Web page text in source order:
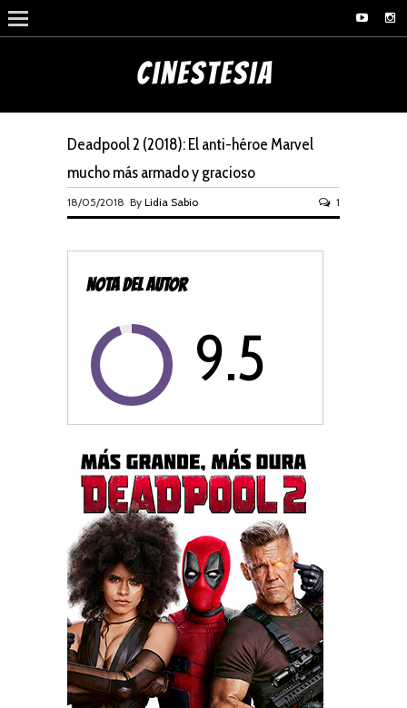
Deadpool 2 (2018): El anti-héroe Marvel
mucho más armado y gracioso
18/05/2018 By Lidia Sabio 1
NOTA DEL AUTOR
9.5